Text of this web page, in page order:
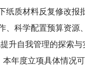
纸质材料反复修改报
、科学配置预算资源
升自我管理的探索
本年度立项具体情况